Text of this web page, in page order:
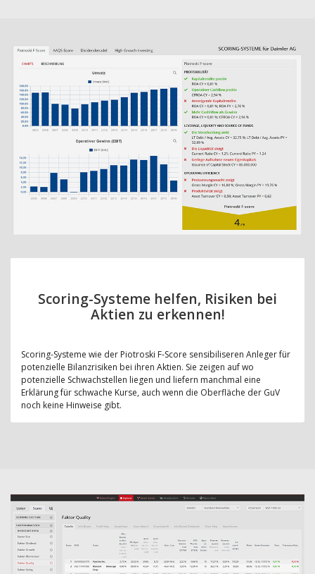
Scoring-Systeme helfen, Risiken bei
Aktien zu erkennen!
Scoring-Systeme wie der Piotroski F-Score sensibiliseren Anleger für
potenzielle Bilanzrisiken bei ihren Aktien. Sie zeigen auf wo
potenzielle Schwachstellen liegen und liefern manchmal eine
Erklärung für schwache Kurse, auch wenn die Oberfläche der GuV
noch keine Hinweise gibt.